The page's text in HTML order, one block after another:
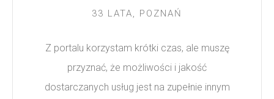
33 LATA, POZNAŃ
Z portalu korzystam krótki czas, ale muszę
przyznać, że możliwości i jakość
dostarczanych usług jest na zupełnie innym